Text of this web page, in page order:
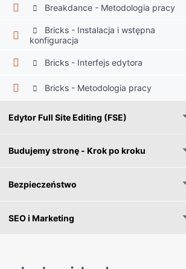
Breakdance - Metodologia pracy
Bricks - Instalacja i wstępna
konfiguracja
Bricks - Interfejs edytora
Bricks - Metodologia pracy
Edytor Full Site Editing (FSE)
Budujemy stronę - Krok po kroku
Bezpieczeństwo
SEO i Marketing